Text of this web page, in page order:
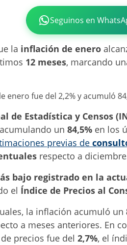
Seguinos en
la inflación de enero
12 meses, marcando
de Estadística y Censos
un 84,5% en los
previas de
respecto a
bajo registrado en la
el Índice de Precios al
la inflación acumuló un
a meses anteriores. En
precios fue del 2,7%, el